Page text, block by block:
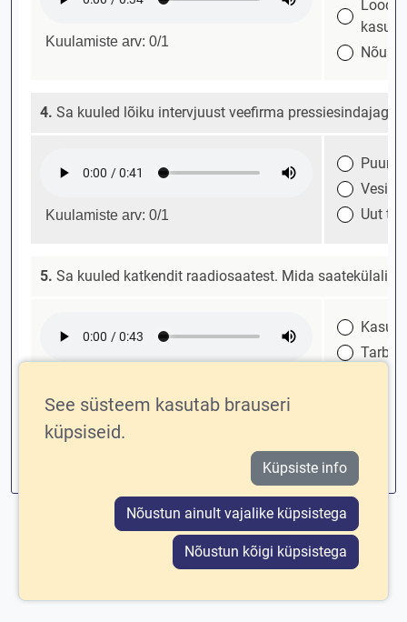
See süsteem kasutab brauseri
küpsiseid.
Küpsiste info
Nõustun ainult vajalike küpsistega
Nõustun kõigi küpsistega